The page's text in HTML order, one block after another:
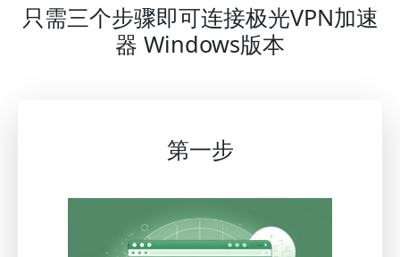
只需三个步骤即可连接极光VPN加速
器 Windows版本
第一步